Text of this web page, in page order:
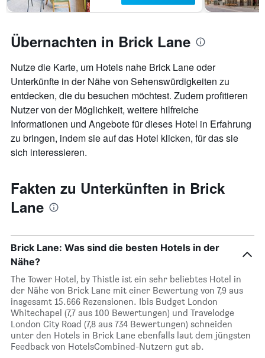
Übernachten in Brick Lane
Nutze die Karte, um Hotels nahe Brick Lane oder
Unterkünfte in der Nähe von Sehenswürdigkeiten zu
entdecken, die du besuchen möchtest. Zudem profitieren
Nutzer von der Möglichkeit, weitere hilfreiche
Informationen und Angebote für dieses Hotel in Erfahrung
zu bringen, indem sie auf das Hotel klicken, für das sie
sich interessieren.
Fakten zu Unterkünften in Brick
Lane
Brick Lane: Was sind die besten Hotels in der
Nähe?
The Tower Hotel, by Thistle ist ein sehr beliebtes Hotel in
der Nähe von Brick Lane mit einer Bewertung von 7,9 aus
insgesamt 15.666 Rezensionen. Ibis Budget London
Whitechapel (7,7 aus 100 Bewertungen) und Travelodge
London City Road (7,8 aus 734 Bewertungen) schneiden
unter den Hotels in Brick Lane ebenfalls laut dem jüngsten
Feedback von HotelsCombined-Nutzern gut ab.